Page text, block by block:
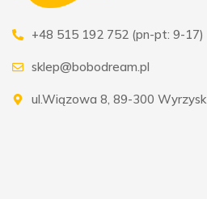
+48 515 192 752 (pn-pt: 9-17)
sklep@bobodream.pl
ul.Wiązowa 8, 89-300 Wyrzysk